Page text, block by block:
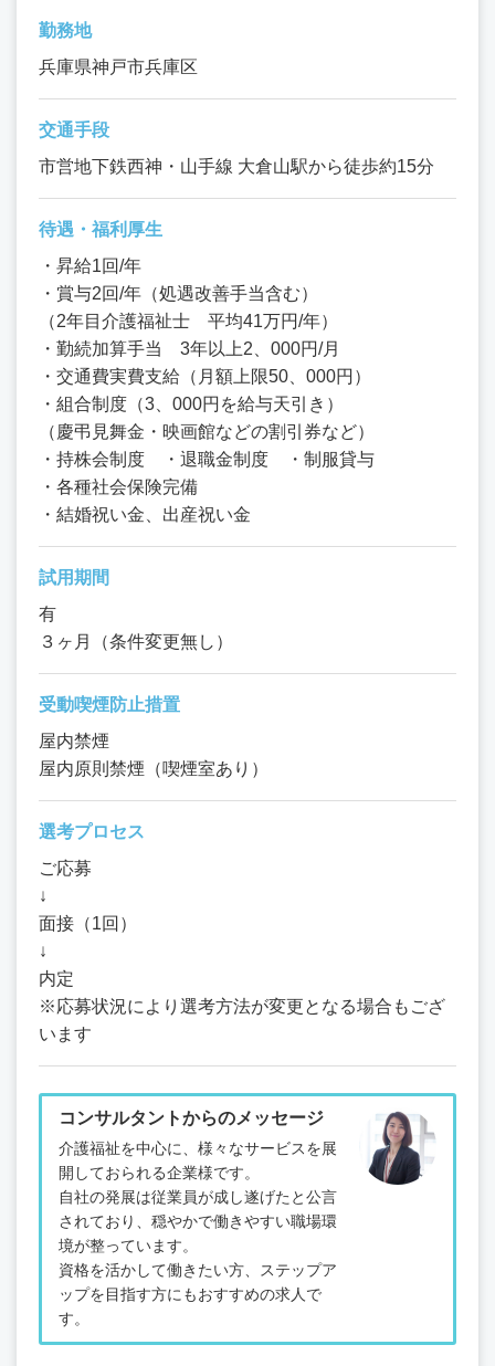
勤務地
兵庫県神戸市兵庫区
交通手段
市営地下鉄西神・山手線 大倉山駅から徒歩約15分
待遇・福利厚生
・昇給1回/年
・賞与2回/年（処遇改善手当含む）
（2年目介護福祉士 平均41万円/年）
・勤続加算手当 3年以上2、000円/月
・交通費実費支給（月額上限50、000円）
・組合制度（3、000円を給与天引き）
（慶弔見舞金・映画館などの割引券など）
・持株会制度 ・退職金制度 ・制服貸与
・各種社会保険完備
・結婚祝い金、出産祝い金
試用期間
有
３ヶ月（条件変更無し）
受動喫煙防止措置
屋内禁煙
屋内原則禁煙（喫煙室あり）
選考プロセス
ご応募
↓
面接（1回）
↓
内定
※応募状況により選考方法が変更となる場合もござ
います
コンサルタントからのメッセージ
介護福祉を中心に、様々なサービスを展
開しておられる企業様です。
自社の発展は従業員が成し遂げたと公言
されており、穏やかで働きやすい職場環
境が整っています。
資格を活かして働きたい方、ステップア
ップを目指す方にもおすすめの求人で
す。